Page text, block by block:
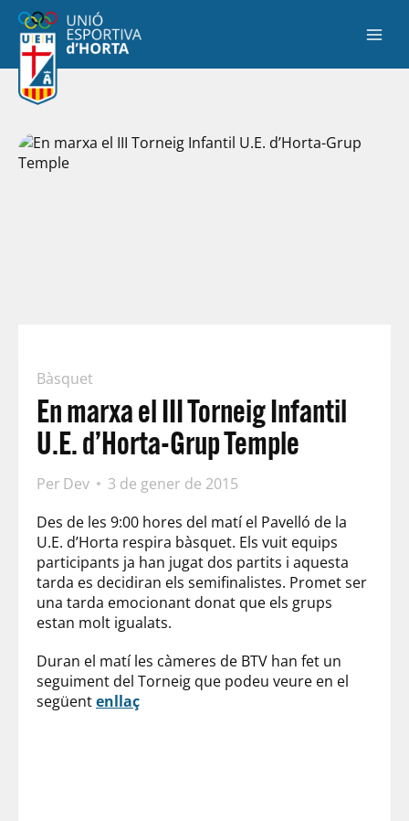
Bàsquet
En marxa el III Torneig Infantil
U.E. d’Horta-Grup Temple
Per Dev
3 de gener de 2015
Des de les 9:00 hores del matí el Pavelló de la
U.E. d’Horta respira bàsquet. Els vuit equips
participants ja han jugat dos partits i aquesta
tarda es decidiran els semifinalistes. Promet ser
una tarda emocionant donat que els grups
estan molt igualats.
Duran el matí les càmeres de BTV han fet un
seguiment del Torneig que podeu veure en el
següentenllaç